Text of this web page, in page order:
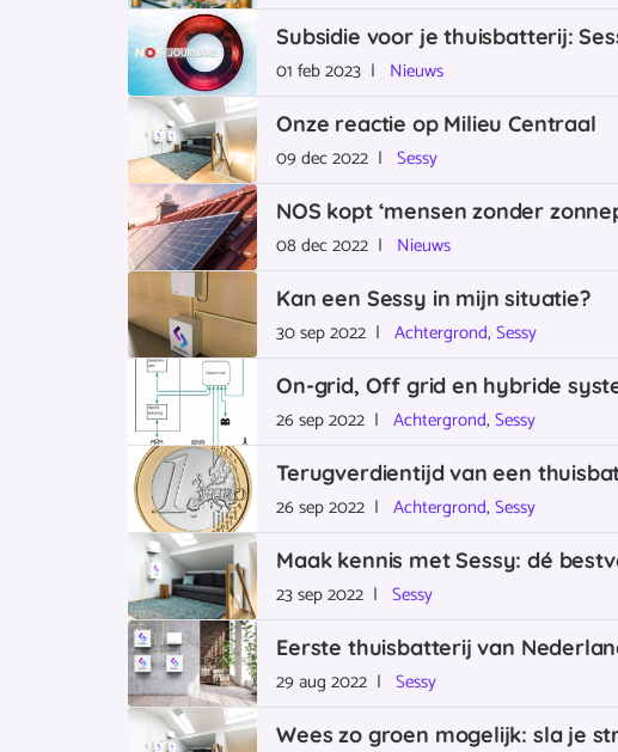
Subsidie voor je thuisbatterij:
01 feb 2023 | Nieuws
Onze reactie op Milieu Centraal
09 dec 2022 |Sessy
NOS kopt ‘mensen zonder
08 dec 2022 | Nieuws
Kan een Sessy in mijn situatie?
30 sep 2022 |Achtergrond,Sessy
On-grid, Off grid en hybride
26 sep 2022 |Achtergrond,Sessy
Terugverdientijd van een
26 sep 2022 |Achtergrond,Sessy
Maak kennis met Sessy: dé
23 sep 2022 |Sessy
Eerste thuisbatterij van
29 aug 2022 |Sessy
Wees zo groen mogelijk: sla je